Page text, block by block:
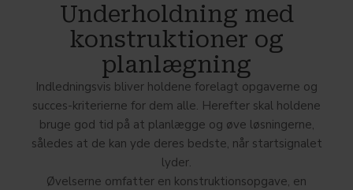
Underholdning med
konstruktioner og
planlægning
Indledningsvis bliver holdene forelagt opgaverne og
succes-kriterierne for dem alle. Herefter skal holdene
bruge god tid på at planlægge og øve løsningerne,
således at de kan yde deres bedste, når startsignalet
lyder.
Øvelserne omfatter en konstruktionsopgave, en